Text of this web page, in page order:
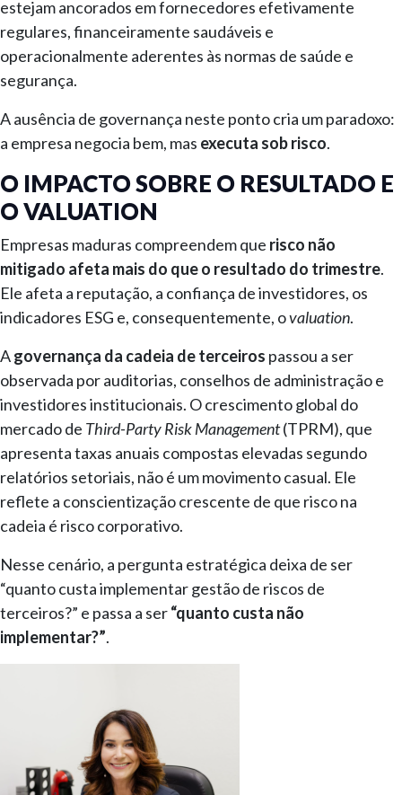
estejam ancorados em fornecedores efetivamente
regulares, financeiramente saudáveis e
operacionalmente aderentes às normas de saúde e
segurança.
A ausência de governança neste ponto cria um paradoxo:
a empresa negocia bem, mas executa sob risco.
O IMPACTO SOBRE O RESULTADO E
O VALUATION
Empresas maduras compreendem que risco não
mitigado afeta mais do que o resultado do trimestre.
Ele afeta a reputação, a confiança de investidores, os
indicadores ESG e, consequentemente, ovaluation.
Agovernança da cadeia de terceiros passou a ser
observada por auditorias, conselhos de administração e
investidores institucionais. O crescimento global do
mercado de Third-Party Risk Management(TPRM), que
apresenta taxas anuais compostas elevadas segundo
relatórios setoriais, não é um movimento casual. Ele
reflete a conscientização crescente de que risco na
cadeia é risco corporativo.
Nesse cenário, a pergunta estratégica deixa de ser
“quanto custa implementar gestão de riscos de
terceiros?” e passa a ser“quanto custa não
implementar?”.